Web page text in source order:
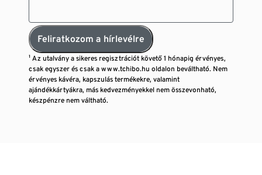
Feliratkozom a hírlevélre
¹ Az utalvány a sikeres regisztrációt követő 1 hónapig érvényes,
csak egyszer és csak a www.tchibo.hu oldalon beváltható. Nem
érvényes kávéra, kapszulás termékekre, valamint
ajándékkártyákra, más kedvezményekkel nem összevonható,
készpénzre nem váltható.